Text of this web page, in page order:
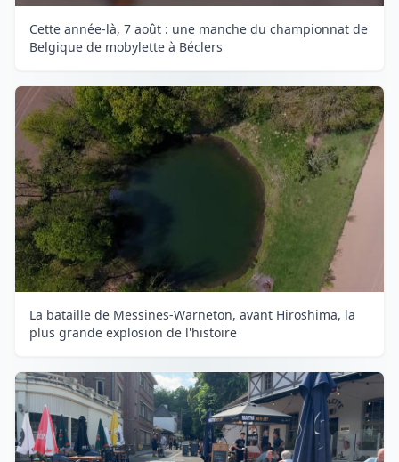
Cette année-là, 7 août : une manche du championnat de
Belgique de mobylette à Béclers
La bataille de Messines-Warneton, avant Hiroshima, la
plus grande explosion de l'histoire